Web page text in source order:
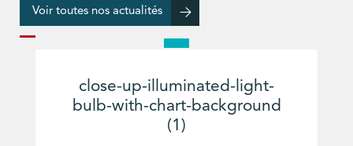
Voir toutes nos actualités
close-up-illuminated-light-
bulb-with-chart-background
(1)